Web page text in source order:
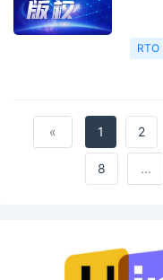
RTO
« 1 2
8 ...